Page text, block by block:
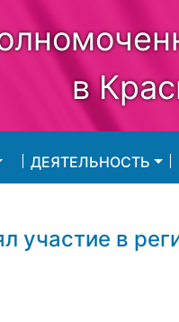
в
ДЕЯТЕЛЬНОСТЬ
участие в